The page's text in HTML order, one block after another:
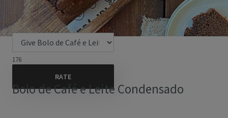
176
Bolo de Café e Leite Condensado